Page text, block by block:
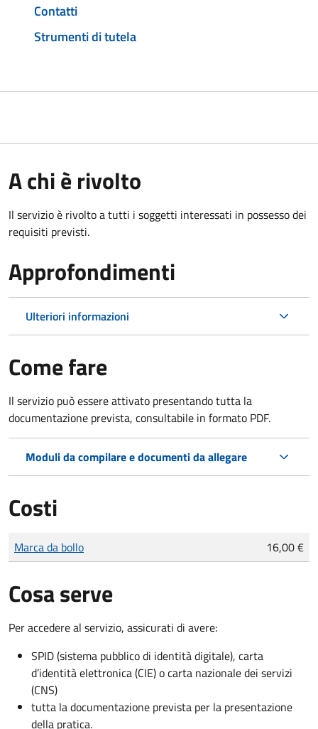
Contatti
Strumenti di tutela
A chi è rivolto
Il servizio è rivolto a tutti i soggetti interessati in possesso dei
requisiti previsti.
Approfondimenti
Ulteriori informazioni
Come fare
Il servizio può essere attivato presentando tutta la
documentazione prevista, consultabile in formato PDF.
Moduli da compilare e documenti da allegare
Costi
Tipo di pagamento
Importo
Marca da bollo 16,00 €
Cosa serve
Per accedere al servizio, assicurati di avere:
SPID (sistema pubblico di identità digitale), carta
d’identità elettronica (CIE) o carta nazionale dei servizi
(CNS)
tutta la documentazione prevista per la presentazione
della pratica.